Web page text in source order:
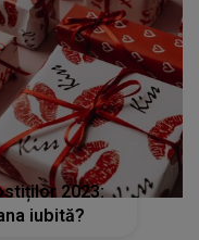
2023:
iubită?